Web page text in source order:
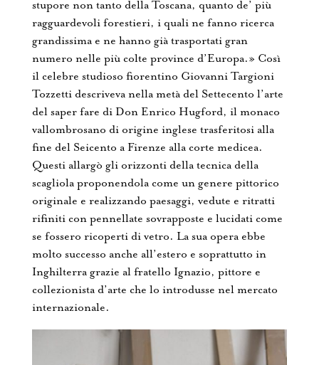
stupore non tanto della Toscana, quanto de’ più
ragguardevoli forestieri, i quali ne fanno ricerca
grandissima e ne hanno già trasportati gran
numero nelle più colte province d’Europa.» Così
il celebre studioso fiorentino Giovanni Targioni
Tozzetti descriveva nella metà del Settecento l’arte
del saper fare di Don Enrico Hugford, il monaco
vallombrosano di origine inglese trasferitosi alla
fine del Seicento a Firenze alla corte medicea.
Questi allargò gli orizzonti della tecnica della
scagliola proponendola come un genere pittorico
originale e realizzando paesaggi, vedute e ritratti
rifiniti con pennellate sovrapposte e lucidati come
se fossero ricoperti di vetro. La sua opera ebbe
molto successo anche all’estero e soprattutto in
Inghilterra grazie al fratello Ignazio, pittore e
collezionista d’arte che lo introdusse nel mercato
internazionale.